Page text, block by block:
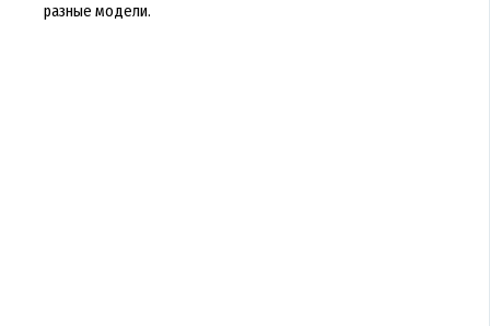
разные модели.